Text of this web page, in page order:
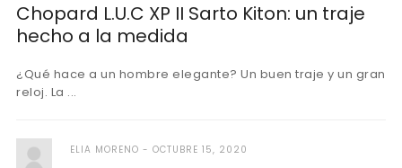
Chopard L.U.C XP II Sarto Kiton: un traje
hecho a la medida
¿Qué hace a un hombre elegante? Un buen traje y un gran
reloj. La ...
ELIA MORENO OCTUBRE 15, 2020